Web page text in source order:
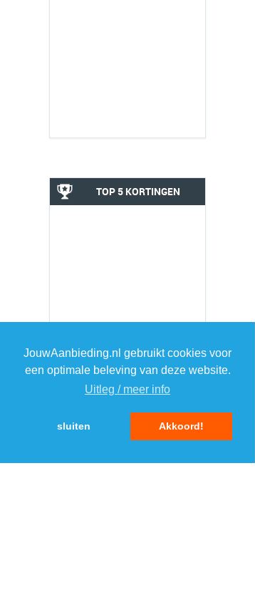
JouwAanbieding.nl gebruikt cookies voor
een optimale beleving van deze website.
Uitleg / meer info
sluiten Akkoord!
TOP 5 KORTINGEN